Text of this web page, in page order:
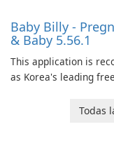
Baby Billy -
& Baby 5.56.1
This application is
as Korea's leading free
baby tracking, offering
Todas